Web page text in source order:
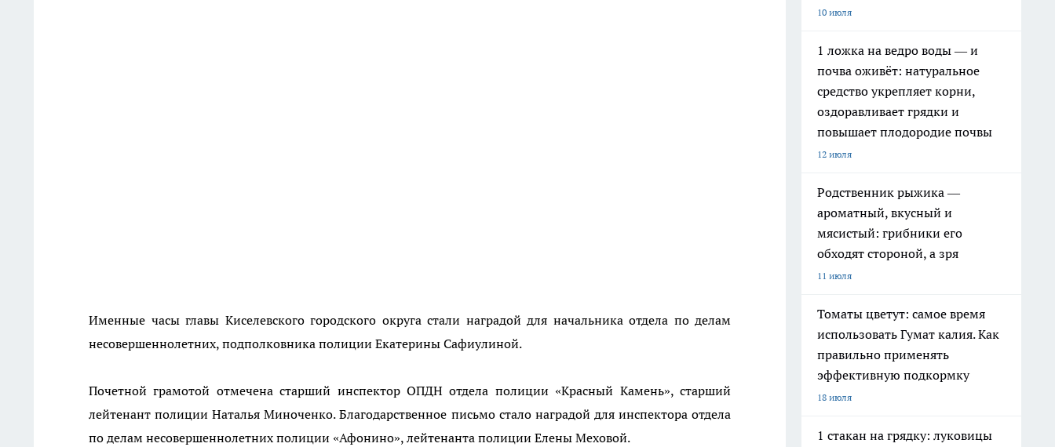
Именные часы главы Киселевского городского округа стали наградой для начальника отдела по делам
несовершеннолетних, подполковника полиции Екатерины Сафиулиной.
Почетной грамотой отмечена старший инспектор ОПДН отдела полиции «Красный Камень», старший
лейтенант полиции Наталья Миноченко. Благодарственное письмо стало наградой для инспектора отдела
по делам несовершеннолетних полиции «Афонино», лейтенанта полиции Елены Меховой.
10 июля
1 ложка на ведро воды — и
почва оживёт: натуральное
средство укрепляет корни,
оздоравливает грядки и
повышает плодородие почвы
12 июля
Родственник рыжика —
ароматный, вкусный и
мясистый: грибники его
обходят стороной, а зря
11 июля
Томаты цветут: самое время
использовать Гумат калия. Как
правильно применять
эффективную подкормку
18 июля
1 стакан на грядку: луковицы